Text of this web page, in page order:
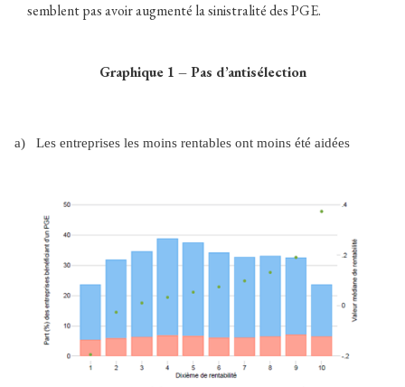
semblent pas avoir augmenté la sinistralité des PGE.
Graphique 1 – Pas d’antisélection
a) Les entreprises les moins rentables ont moins été aidées